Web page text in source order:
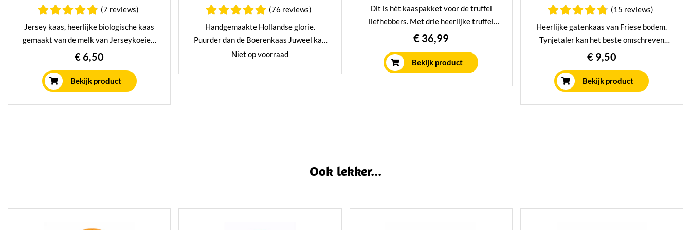
(7 reviews)
Jersey kaas, heerlijke biologische kaas
gemaakt van de melk van Jerseykoeien.
Heerlijk vol romig van smaak. Minimaal
8 weken gerijpt op traditionele wijze.
€ 6,50
Bekijk product
(76 reviews)
Handgemaakte Hollandse glorie.
Puurder dan de Boerenkaas Juweel kan
het niet worden. Heerlijke fluweel
Niet op voorraad
Dit is hét kaaspakket voor de truffel
liefhebbers. Met drie heerlijke truffel
kazen, huisgemaakte truffelcrème,
knapperige Gran Pavesi en truffelchips.
Perfect om een borrelplank mee te
vullen of om als cadeau te geven!
€ 36,99
Bekijk product
(15 reviews)
Heerlijke gatenkaas van Friese bodem.
Tynjetaler kan het beste omschreven
worden als een heerlijke nootachtige
kaas met een verfijnde stallige smaak.
€ 9,50
Bekijk product
Ook lekker...